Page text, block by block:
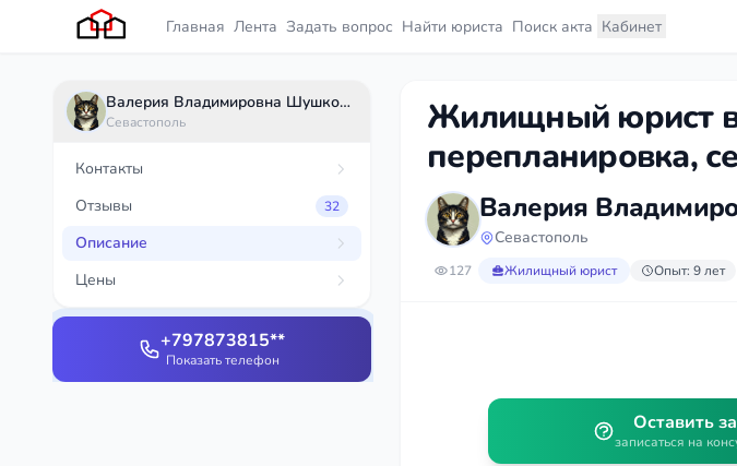
Главная Лента Задать вопрос Найти юриста Поиск акта Кабинет
Валерия Владимировна Шушковская
Севастополь
Контакты
Отзывы
32
Описание
Цены
+797873815**
Показать телефон
Жилищный юрист
перепланировка,
Валерия
Севастополь
127 Жилищный юрист Опыт: 9 лет
Оставить
записаться на